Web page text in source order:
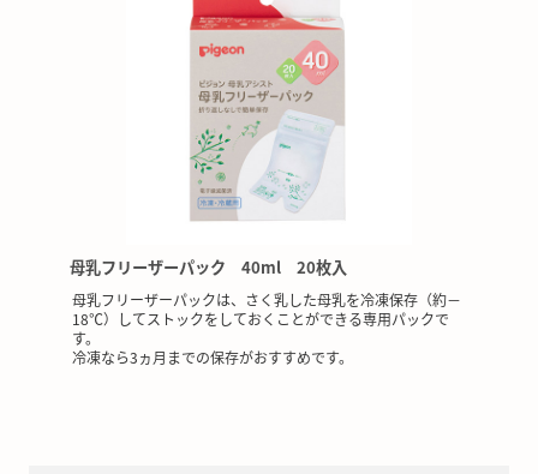
母乳フリーザーパック 40ml 20枚入
母乳フリーザーパックは、さく乳した母乳を冷凍保存（約－
18℃）してストックをしておくことができる専用パックで
す。
冷凍なら3ヵ月までの保存がおすすめです。